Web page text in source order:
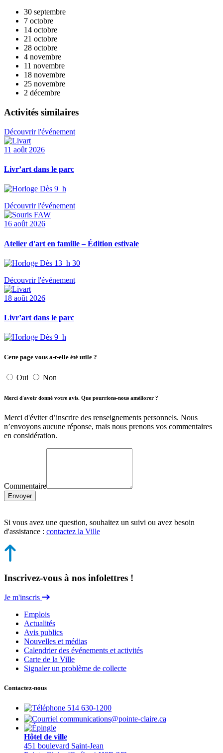
30 septembre
7 octobre
14 octobre
21 octobre
28 octobre
4 novembre
11 novembre
18 novembre
25 novembre
2 décembre
Activités similaires
Découvrir l'événement
11 août 2026
Livr’art dans le parc
Dès 9 h
Découvrir l'événement
16 août 2026
Atelier d'art en famille – Édition estivale
Dès 13 h 30
Découvrir l'événement
18 août 2026
Livr’art dans le parc
Dès 9 h
Cette page vous a-t-elle été utile ?
Oui Non
Merci d'avoir donné votre avis. Que pourrions-nous améliorer ?
Merci d'éviter d’inscrire des renseignements personnels. Nous
n’envoyons aucune réponse, mais nous prenons vos commentaires
en considération.
Commentaire
Envoyer
Si vous avez une question, souhaitez un suivi ou avez besoin
d'assistance : contactez la Ville
Inscrivez-vous à nos infolettres !
Je m'inscris
Emplois
Actualités
Avis publics
Nouvelles et médias
Calendrier des événements et activités
Carte de la Ville
Signaler un problème de collecte
Contactez-nous
514 630-1200
communications@pointe-claire.ca
Hôtel de ville
451 boulevard Saint-Jean